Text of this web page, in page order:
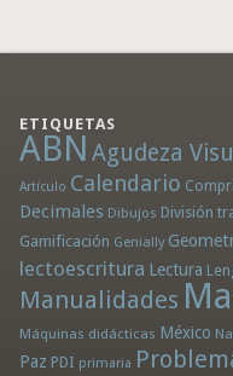
ETIQUETAS
ABN Agudeza
Artículo Calendario
Decimales Dibujos División
Gamificación Genially
lectoescritura Lectura
Manualidades
Máquinas didácticas México
Paz PDI primaria